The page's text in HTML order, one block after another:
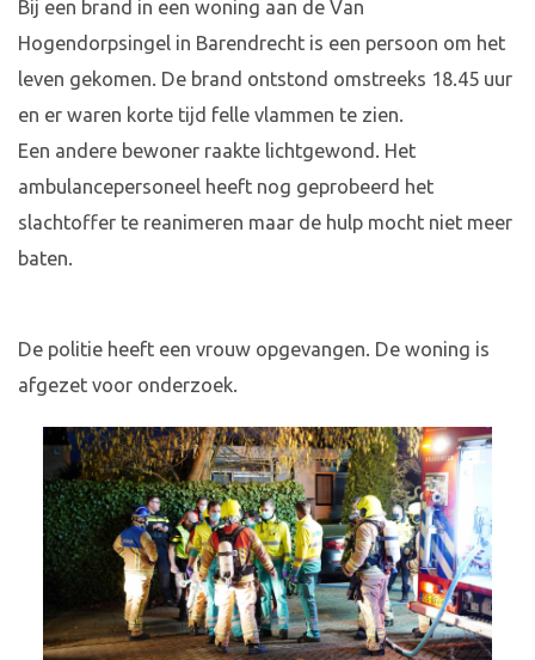
Bij een brand in een woning aan de Van
Hogendorpsingel in Barendrecht is een persoon om het
leven gekomen. De brand ontstond omstreeks 18.45 uur
en er waren korte tijd felle vlammen te zien.
Een andere bewoner raakte lichtgewond. Het
ambulancepersoneel heeft nog geprobeerd het
slachtoffer te reanimeren maar de hulp mocht niet meer
baten.
De politie heeft een vrouw opgevangen. De woning is
afgezet voor onderzoek.